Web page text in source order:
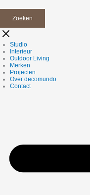
Zoeken
Studio
Interieur
Outdoor Living
Merken
Projecten
Over decomundo
Contact